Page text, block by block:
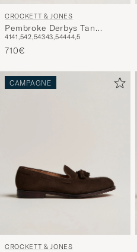
CROCKETT & JONES
Pembroke Derbys Tan
Grained Calf
4141,542,54343,54444,5
710€
CAMPAGNE
CROCKETT & JONES